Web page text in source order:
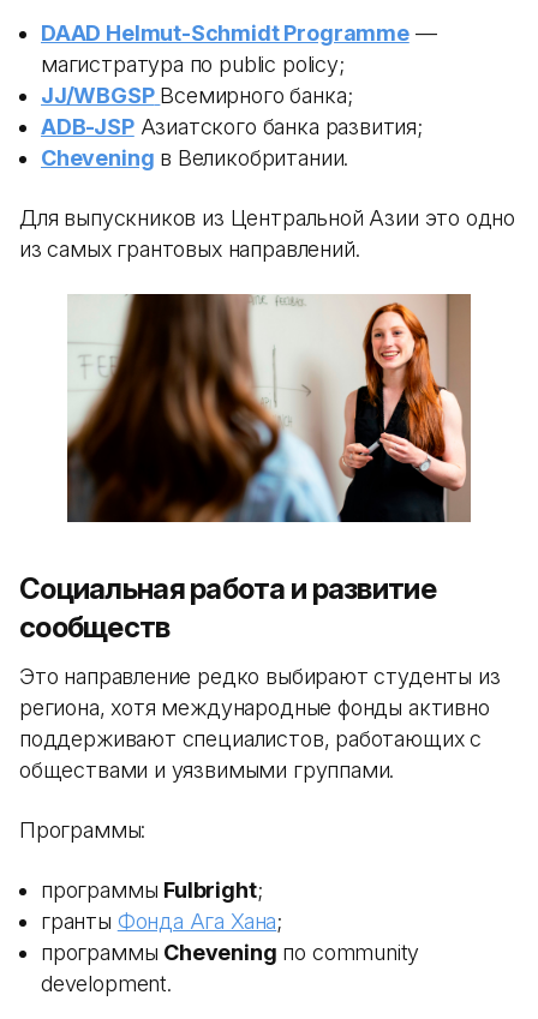
DAAD Helmut-Schmidt Programme—
магистратура по public policy;
JJ/WBGSP Всемирного банка;
ADB-JSPАзиатского банка развития;
Chevening в Великобритании.
Для выпускников из Центральной Азии это одно
из самых грантовых направлений.
Социальная работа и развитие
сообществ
Это направление редко выбирают студенты из
региона, хотя международные фонды активно
поддерживают специалистов, работающих с
обществами и уязвимыми группами.
Программы:
программы Fulbright;
гранты Фонда Ага Хана;
программы Chevening по community
development.